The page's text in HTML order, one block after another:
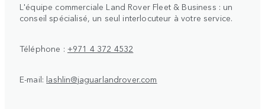
L'équipe commerciale Land Rover Fleet & Business : un
conseil spécialisé, un seul interlocuteur à votre service.
Téléphone : +971 4 372 4532
E-mail: lashlin@jaguarlandrover.com